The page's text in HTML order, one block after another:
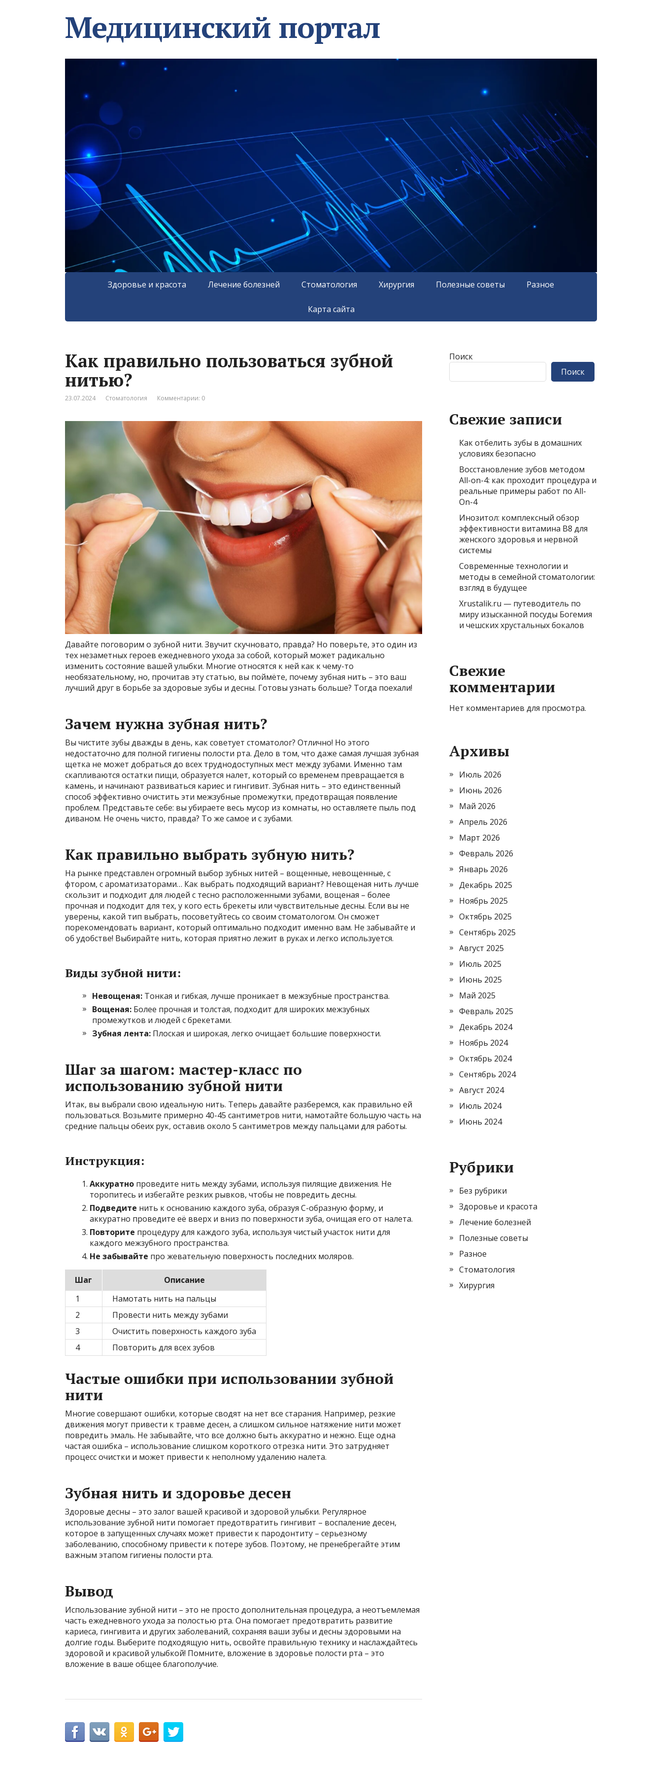
Медицинский портал
Здоровье и красота Лечение болезней Стоматология Хирургия Полезные советы Разное
Карта сайта
Как правильно пользоваться зубной
нитью?
23.07.2024 Стоматология Комментарии: 0
Давайте поговорим о зубной нити. Звучит скучновато, правда? Но поверьте, это один из
тех незаметных героев ежедневного ухода за собой, который может радикально
изменить состояние вашей улыбки. Многие относятся к ней как к чему-то
необязательному, но, прочитав эту статью, вы поймёте, почему зубная нить – это ваш
лучший друг в борьбе за здоровые зубы и десны. Готовы узнать больше? Тогда поехали!
Зачем нужна зубная нить?
Вы чистите зубы дважды в день, как советует стоматолог? Отлично! Но этого
недостаточно для полной гигиены полости рта. Дело в том, что даже самая лучшая зубная
щетка не может добраться до всех труднодоступных мест между зубами. Именно там
скапливаются остатки пищи, образуется налет, который со временем превращается в
камень, и начинают развиваться кариес и гингивит. Зубная нить – это единственный
способ эффективно очистить эти межзубные промежутки, предотвращая появление
проблем. Представьте себе: вы убираете весь мусор из комнаты, но оставляете пыль под
диваном. Не очень чисто, правда? То же самое и с зубами.
Как правильно выбрать зубную нить?
На рынке представлен огромный выбор зубных нитей – вощенные, невощенные, с
фтором, с ароматизаторами… Как выбрать подходящий вариант? Невощеная нить лучше
скользит и подходит для людей с тесно расположенными зубами, вощеная – более
прочная и подходит для тех, у кого есть брекеты или чувствительные десны. Если вы не
уверены, какой тип выбрать, посоветуйтесь со своим стоматологом. Он сможет
порекомендовать вариант, который оптимально подходит именно вам. Не забывайте и
об удобстве! Выбирайте нить, которая приятно лежит в руках и легко используется.
Виды зубной нити:
Невощеная: Тонкая и гибкая, лучше проникает в межзубные пространства.
Вощеная: Более прочная и толстая, подходит для широких межзубных
промежутков и людей с брекетами.
Зубная лента: Плоская и широкая, легко очищает большие поверхности.
Шаг за шагом: мастер-класс по
использованию зубной нити
Итак, вы выбрали свою идеальную нить. Теперь давайте разберемся, как правильно ей
пользоваться. Возьмите примерно 40-45 сантиметров нити, намотайте большую часть на
средние пальцы обеих рук, оставив около 5 сантиметров между пальцами для работы.
Инструкция:
Аккуратно проведите нить между зубами, используя пилящие движения. Не
торопитесь и избегайте резких рывков, чтобы не повредить десны.
Подведите нить к основанию каждого зуба, образуя С-образную форму, и
аккуратно проведите её вверх и вниз по поверхности зуба, очищая его от налета.
Повторите процедуру для каждого зуба, используя чистый участок нити для
каждого межзубного пространства.
Не забывайте про жевательную поверхность последних моляров.
Шаг
Описание
1
Намотать нить на пальцы
2
Провести нить между зубами
3
Очистить поверхность каждого зуба
4
Повторить для всех зубов
Частые ошибки при использовании зубной
нити
Многие совершают ошибки, которые сводят на нет все старания. Например, резкие
движения могут привести к травме десен, а слишком сильное натяжение нити может
повредить эмаль. Не забывайте, что все должно быть аккуратно и нежно. Еще одна
частая ошибка – использование слишком короткого отрезка нити. Это затрудняет
процесс очистки и может привести к неполному удалению налета.
Зубная нить и здоровье десен
Здоровые десны – это залог вашей красивой и здоровой улыбки. Регулярное
использование зубной нити помогает предотвратить гингивит – воспаление десен,
которое в запущенных случаях может привести к пародонтиту – серьезному
заболеванию, способному привести к потере зубов. Поэтому, не пренебрегайте этим
важным этапом гигиены полости рта.
Вывод
Использование зубной нити – это не просто дополнительная процедура, а неотъемлемая
часть ежедневного ухода за полостью рта. Она помогает предотвратить развитие
кариеса, гингивита и других заболеваний, сохраняя ваши зубы и десны здоровыми на
долгие годы. Выберите подходящую нить, освойте правильную технику и наслаждайтесь
здоровой и красивой улыбкой! Помните, вложение в здоровье полости рта – это
вложение в ваше общее благополучие.
Поиск
Поиск
Свежие записи
Как отбелить зубы в домашних
условиях безопасно
Восстановление зубов методом
All-on-4: как проходит процедура и
реальные примеры работ по All-
On-4
Инозитол: комплексный обзор
эффективности витамина B8 для
женского здоровья и нервной
системы
Современные технологии и
методы в семейной стоматологии:
взгляд в будущее
Xrustalik.ru — путеводитель по
миру изысканной посуды Богемия
и чешских хрустальных бокалов
Свежие
комментарии
Нет комментариев для просмотра.
Архивы
Июль 2026
Июнь 2026
Май 2026
Апрель 2026
Март 2026
Февраль 2026
Январь 2026
Декабрь 2025
Ноябрь 2025
Октябрь 2025
Сентябрь 2025
Август 2025
Июль 2025
Июнь 2025
Май 2025
Февраль 2025
Декабрь 2024
Ноябрь 2024
Октябрь 2024
Сентябрь 2024
Август 2024
Июль 2024
Июнь 2024
Рубрики
Без рубрики
Здоровье и красота
Лечение болезней
Полезные советы
Разное
Стоматология
Хирургия